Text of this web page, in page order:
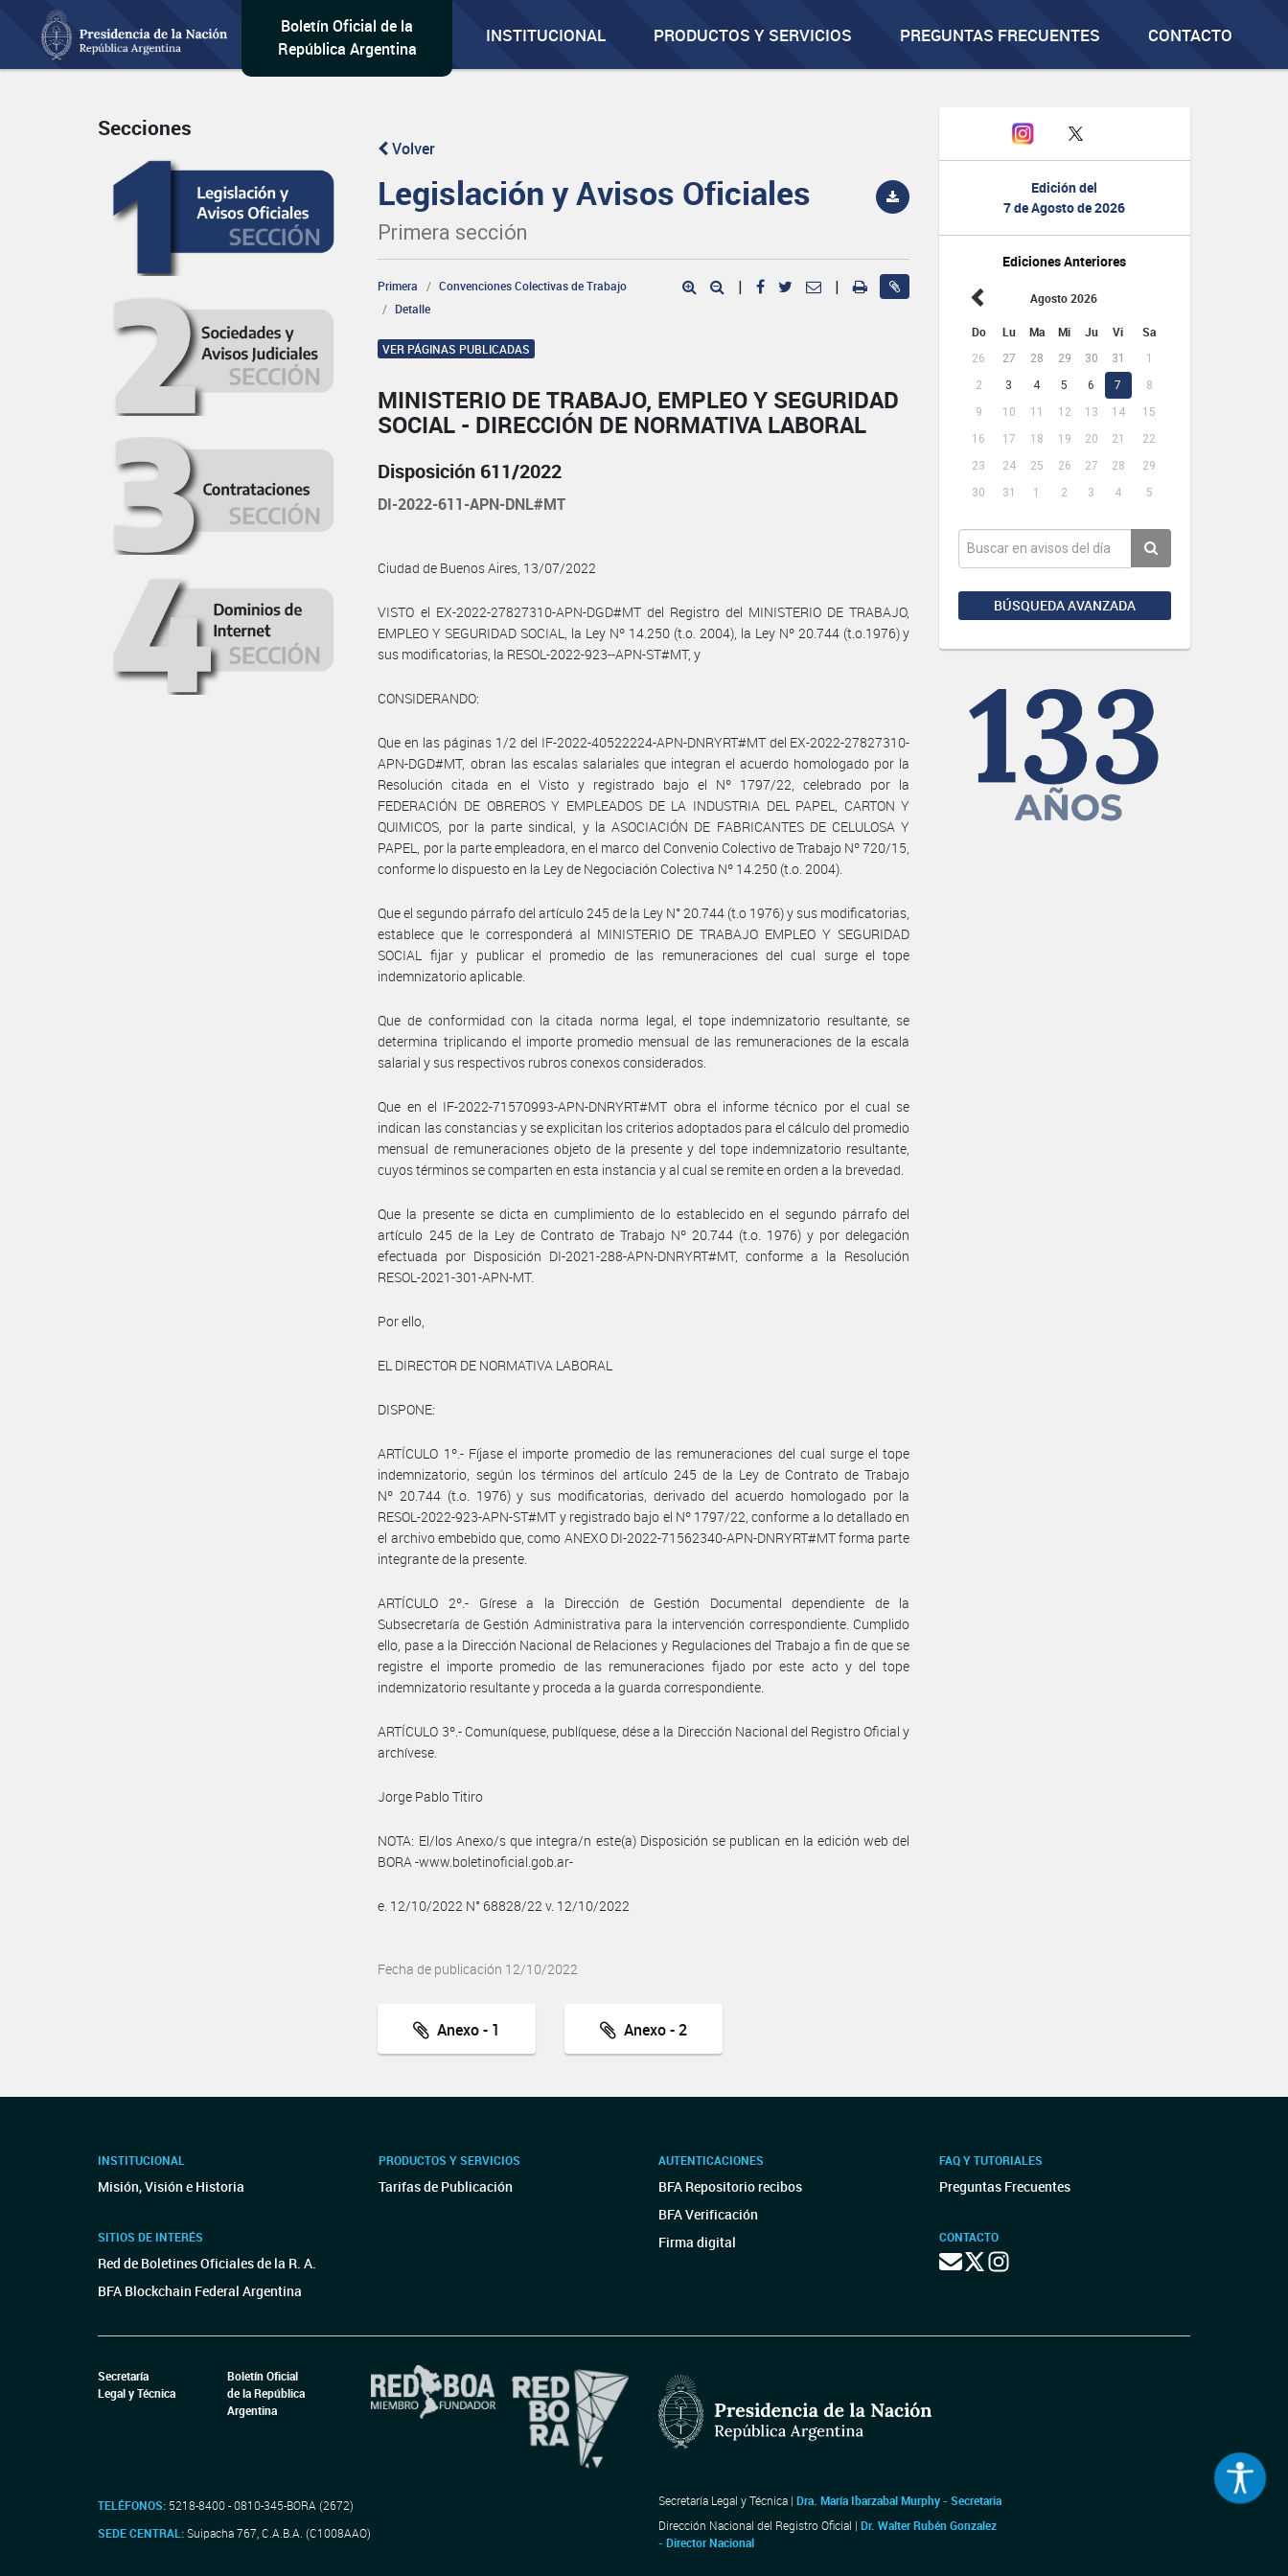
Boletín Oficial de la
República Argentina
INSTITUCIONAL PRODUCTOS Y SERVICIOS PREGUNTAS FRECUENTES CONTACTO
Edición del
7 de Agosto de 2026
Ediciones Anteriores
Agosto 2026
Do Lu Ma Mi Ju Vi Sa
26 27 28 29 30 31
1
2
3 4 5 6 7
8
9
10 11 12 13 14
15
16
17 18 19 20 21
22
23
24 25 26 27 28
29
30
31 1 2 3 4 5
BÚSQUEDA AVANZADA
Secciones
Volver
Legislación y Avisos Oficiales
Primera sección
Primera
Convenciones Colectivas de Trabajo
Detalle
| |
VER PÁGINAS PUBLICADAS
MINISTERIO DE TRABAJO, EMPLEO Y SEGURIDAD
SOCIAL - DIRECCIÓN DE NORMATIVA LABORAL
Disposición 611/2022
DI-2022-611-APN-DNL#MT
Ciudad de Buenos Aires, 13/07/2022
VISTO el EX-2022-27827310-APN-DGD#MT del Registro del MINISTERIO DE TRABAJO,
EMPLEO Y SEGURIDAD SOCIAL, la Ley Nº 14.250 (t.o. 2004), la Ley Nº 20.744 (t.o.1976) y
sus modificatorias, la RESOL-2022-923--APN-ST#MT, y
CONSIDERANDO:
Que en las páginas 1/2 del IF-2022-40522224-APN-DNRYRT#MT del EX-2022-27827310-
APN-DGD#MT, obran las escalas salariales que integran el acuerdo homologado por la
Resolución citada en el Visto y registrado bajo el Nº 1797/22, celebrado por la
FEDERACIÓN DE OBREROS Y EMPLEADOS DE LA INDUSTRIA DEL PAPEL, CARTON Y
QUIMICOS, por la parte sindical, y la ASOCIACIÓN DE FABRICANTES DE CELULOSA Y
PAPEL, por la parte empleadora, en el marco del Convenio Colectivo de Trabajo Nº 720/15,
conforme lo dispuesto en la Ley de Negociación Colectiva Nº 14.250 (t.o. 2004).
Que el segundo párrafo del artículo 245 de la Ley N° 20.744 (t.o 1976) y sus modificatorias,
establece que le corresponderá al MINISTERIO DE TRABAJO EMPLEO Y SEGURIDAD
SOCIAL fijar y publicar el promedio de las remuneraciones del cual surge el tope
indemnizatorio aplicable.
Que de conformidad con la citada norma legal, el tope indemnizatorio resultante, se
determina triplicando el importe promedio mensual de las remuneraciones de la escala
salarial y sus respectivos rubros conexos considerados.
Que en el IF-2022-71570993-APN-DNRYRT#MT obra el informe técnico por el cual se
indican las constancias y se explicitan los criterios adoptados para el cálculo del promedio
mensual de remuneraciones objeto de la presente y del tope indemnizatorio resultante,
cuyos términos se comparten en esta instancia y al cual se remite en orden a la brevedad.
Que la presente se dicta en cumplimiento de lo establecido en el segundo párrafo del
artículo 245 de la Ley de Contrato de Trabajo Nº 20.744 (t.o. 1976) y por delegación
efectuada por Disposición DI-2021-288-APN-DNRYRT#MT, conforme a la Resolución
RESOL-2021-301-APN-MT.
Por ello,
EL DIRECTOR DE NORMATIVA LABORAL
DISPONE:
ARTÍCULO 1º.- Fíjase el importe promedio de las remuneraciones del cual surge el tope
indemnizatorio, según los términos del artículo 245 de la Ley de Contrato de Trabajo
Nº 20.744 (t.o. 1976) y sus modificatorias, derivado del acuerdo homologado por la
RESOL-2022-923-APN-ST#MT y registrado bajo el Nº 1797/22, conforme a lo detallado en
el archivo embebido que, como ANEXO DI-2022-71562340-APN-DNRYRT#MT forma parte
integrante de la presente.
ARTÍCULO 2º.- Gírese a la Dirección de Gestión Documental dependiente de la
Subsecretaría de Gestión Administrativa para la intervención correspondiente. Cumplido
ello, pase a la Dirección Nacional de Relaciones y Regulaciones del Trabajo a fin de que se
registre el importe promedio de las remuneraciones fijado por este acto y del tope
indemnizatorio resultante y proceda a la guarda correspondiente.
ARTÍCULO 3º.- Comuníquese, publíquese, dése a la Dirección Nacional del Registro Oficial y
archívese.
Jorge Pablo Titiro
NOTA: El/los Anexo/s que integra/n este(a) Disposición se publican en la edición web del
BORA -www.boletinoficial.gob.ar-
e. 12/10/2022 N° 68828/22 v. 12/10/2022
Fecha de publicación 12/10/2022
Anexo - 1 Anexo - 2
INSTITUCIONAL
Misión, Visión e Historia
SITIOS DE INTERÉS
Red de Boletines Oficiales de la R. A.
BFA Blockchain Federal Argentina
PRODUCTOS Y SERVICIOS
Tarifas de Publicación
AUTENTICACIONES
BFA Repositorio recibos
BFA Verificación
Firma digital
FAQ Y TUTORIALES
Preguntas Frecuentes
CONTACTO
Secretaría
Legal y Técnica
Boletín Oficial
de la República
Argentina
TELÉFONOS: 5218-8400 - 0810-345-BORA (2672)
SEDE CENTRAL:Suipacha 767, C.A.B.A. (C1008AAO)
Secretaría Legal y Técnica | Dra. María Ibarzabal Murphy - Secretaria
Dirección Nacional del Registro Oficial | Dr. Walter Rubén Gonzalez
- Director Nacional